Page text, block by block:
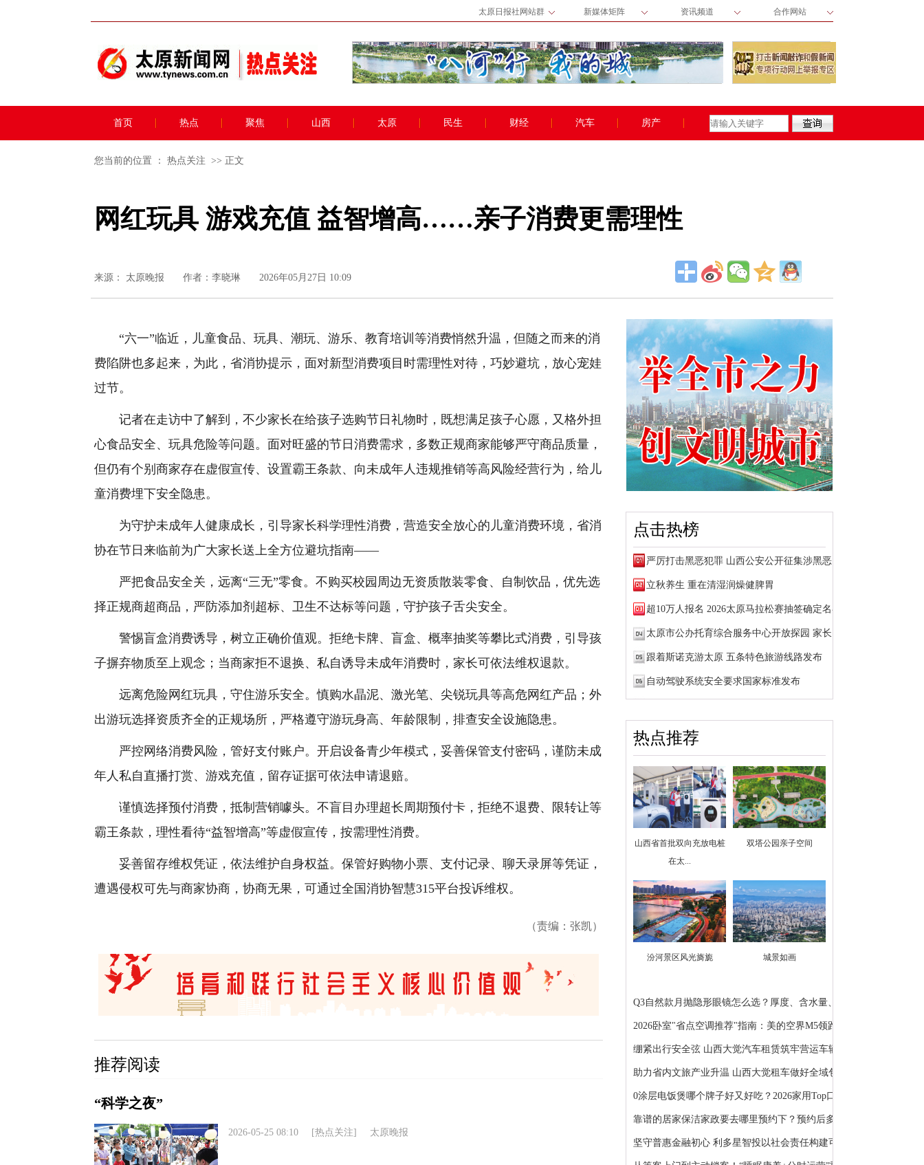
太原日报社网站群 新媒体矩阵 资讯频道 合作网站
首页 热点 聚焦 山西 太原 民生 财经 汽车 房产
您当前的位置 ： 热点关注 >> 正文
网红玩具 游戏充值 益智增高……亲子消费更需理性
来源： 太原晚报 作者：李晓琳 2026年05月27日 10:09
“六一”临近，儿童食品、玩具、潮玩、游乐、教育培训等消费悄然升温，但随之而来的消
费陷阱也多起来，为此，省消协提示，面对新型消费项目时需理性对待，巧妙避坑，放心宠娃
过节。
记者在走访中了解到，不少家长在给孩子选购节日礼物时，既想满足孩子心愿，又格外担
心食品安全、玩具危险等问题。面对旺盛的节日消费需求，多数正规商家能够严守商品质量，
但仍有个别商家存在虚假宣传、设置霸王条款、向未成年人违规推销等高风险经营行为，给儿
童消费埋下安全隐患。
为守护未成年人健康成长，引导家长科学理性消费，营造安全放心的儿童消费环境，省消
协在节日来临前为广大家长送上全方位避坑指南——
严把食品安全关，远离“三无”零食。不购买校园周边无资质散装零食、自制饮品，优先选
择正规商超商品，严防添加剂超标、卫生不达标等问题，守护孩子舌尖安全。
警惕盲盒消费诱导，树立正确价值观。拒绝卡牌、盲盒、概率抽奖等攀比式消费，引导孩
子摒弃物质至上观念；当商家拒不退换、私自诱导未成年消费时，家长可依法维权退款。
远离危险网红玩具，守住游乐安全。慎购水晶泥、激光笔、尖锐玩具等高危网红产品；外
出游玩选择资质齐全的正规场所，严格遵守游玩身高、年龄限制，排查安全设施隐患。
严控网络消费风险，管好支付账户。开启设备青少年模式，妥善保管支付密码，谨防未成
年人私自直播打赏、游戏充值，留存证据可依法申请退赔。
谨慎选择预付消费，抵制营销噱头。不盲目办理超长周期预付卡，拒绝不退费、限转让等
霸王条款，理性看待“益智增高”等虚假宣传，按需理性消费。
妥善留存维权凭证，依法维护自身权益。保管好购物小票、支付记录、聊天录屏等凭证，
遭遇侵权可先与商家协商，协商无果，可通过全国消协智慧315平台投诉维权。
（责编：张凯）
点击热榜
立秋养生 重在清湿润燥健脾胃
超10万人报名 2026太原马拉松赛抽签确定名额
跟着斯诺克游太原 五条特色旅游线路发布
自动驾驶系统安全要求国家标准发布
热点推荐
山西省首批双向充放电桩
在太...
双塔公园亲子空间
汾河景区风光旖旎 城景如画
Q3自然款月抛隐形眼镜怎么选？厚度、含水量、锁水...
2026卧室"省点空调推荐"指南：美的空界M5领跑
绷紧出行安全弦 山西大觉汽车租赁筑牢营运车辆安全...
助力省内文旅产业升温 山西大觉租车做好全域包车出...
0涂层电饭煲哪个牌子好又好吃？2026家用Top口感与...
靠谱的居家保洁家政要去哪里预约下？预约后多久能上门
坚守普惠金融初心 利多星智投以社会责任构建可持续...
推荐阅读
“科学之夜”
2026-05-25 08:10 [热点关注] 太原晚报